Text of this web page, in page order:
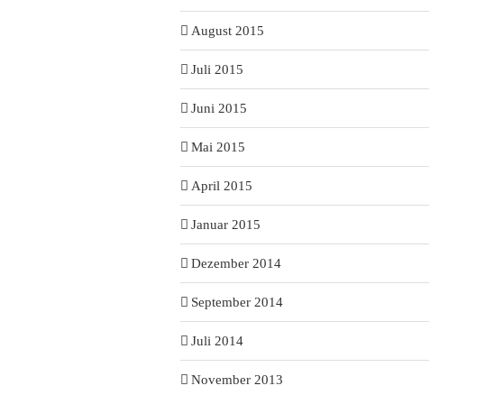
August 2015
Juli 2015
Juni 2015
Mai 2015
April 2015
Januar 2015
Dezember 2014
September 2014
Juli 2014
November 2013